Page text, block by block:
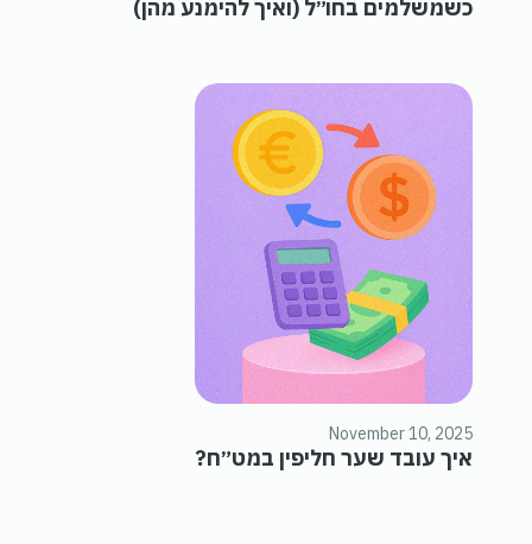
כשמשלמים בחו״ל (ואיך להימנע מהן)
November 10, 2025
איך עובד שער חליפין במט״ח?